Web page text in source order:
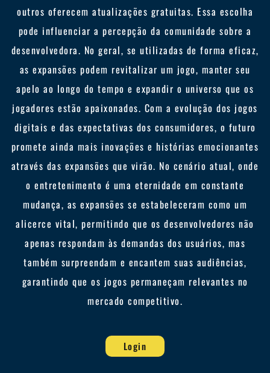
outros oferecem atualizações gratuitas. Essa escolha
pode influenciar a percepção da comunidade sobre a
desenvolvedora. No geral, se utilizadas de forma eficaz,
as expansões podem revitalizar um jogo, manter seu
apelo ao longo do tempo e expandir o universo que os
jogadores estão apaixonados. Com a evolução dos jogos
digitais e das expectativas dos consumidores, o futuro
promete ainda mais inovações e histórias emocionantes
através das expansões que virão. No cenário atual, onde
o entretenimento é uma eternidade em constante
mudança, as expansões se estabeleceram como um
alicerce vital, permitindo que os desenvolvedores não
apenas respondam às demandas dos usuários, mas
também surpreendam e encantem suas audiências,
garantindo que os jogos permaneçam relevantes no
mercado competitivo.
Login